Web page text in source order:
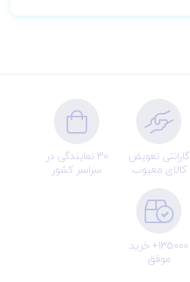
گارانتی تعویض
کالای معیوب
30 نمایندگی در
سراسر کشور
135000+ خرید
موفق